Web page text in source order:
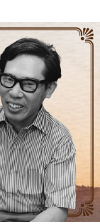
ねR』 12年の
時00分
r/
pro.jp/?
分からない日常
事者たちによる
食べてしま
としても客と
ビジョン者が
様とともに紹
の原点に返り、
る人がいる】と